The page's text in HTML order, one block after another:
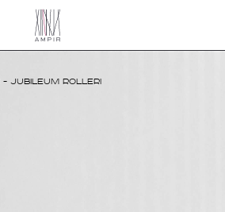
- Jubileum Rolleri